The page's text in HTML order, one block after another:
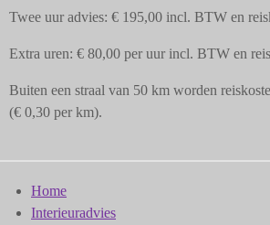
Twee uur advies: € 195,00 incl. BTW en
Extra uren: € 80,00 per uur incl. BTW en
Buiten een straal van 50 km worden
(€ 0,30 per km).
Home
Interieuradvies